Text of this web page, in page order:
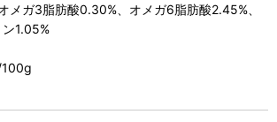
メガ3脂肪酸0.30%、オメガ6脂肪酸2.45%、
1.05%